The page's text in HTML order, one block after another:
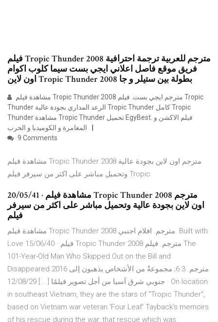
فيلم Tropic Thunder 2008 مترجم للعربية ترجمة احترافية
فريق موقع فاصل اعلاني ايجي بست سيما كلوب اكوام
اون لاين Tropic Thunder 2008 بطولة بين ستيلر و جا
Thunder الرعد المداري بجودة عالية Tropic Thunder كامل Tropic
Thunder مشاهدة Tropic Thunder تحميل EgyBest. فيلم الاكشن و
المغامرة و الكوميديا و الحرب
9 Comments
مشاهدة فيلم Tropic Thunder 2008 مترجم اون لاين بجودة عالية
وتحميل مباشر على اكثر من سيرفر فيلم Tropic
20/05/41 · مشاهدة فيلم Tropic Thunder 2008 مترجم
اون لاين بجودة عالية وتحميل مباشر على اكثر من سيرفر
فيلم
مشاهدة فيلم Tropic Thunder 2008 مترجم. افلام اجنبي. Built with
Love 15/06/40 · فيلم Tropic Thunder 2008 مترجم. فيلم The
101-Year-Old Man Who Skipped Out on the Bill and
Disappeared 2016 مترجم. 6.3; مجموعةٌ من الأشخاص يذهبون إلى
جنوبي شرق آسيا من أجل تصوير فيلمًا [ .. ] 12/08/29 · On location
in southeast Vietnam, they are the stars of "Tropic Thunder",
based on Vietnam war veteran 'Four Leaf' Tayback's memoirs
of his rescue during the war, that rescue which was